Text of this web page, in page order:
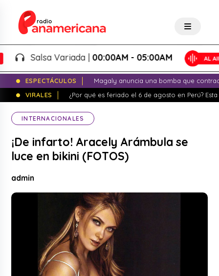
Salsa Variada |00:00AM - 05:00AM
ESPECTÁCULOS
Magaly anuncia una bomba que
VIRALES
¿Por qué es feriado el 6 de agosto en Perú?
INTERNACIONALES
¡De infarto! Aracely Arámbula se
luce en bikini (FOTOS)
admin